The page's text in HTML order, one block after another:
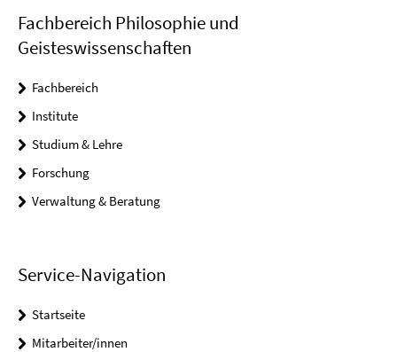
Fachbereich Philosophie und
Geisteswissenschaften
Fachbereich
Institute
Studium & Lehre
Forschung
Verwaltung & Beratung
Service-Navigation
Startseite
Mitarbeiter/innen